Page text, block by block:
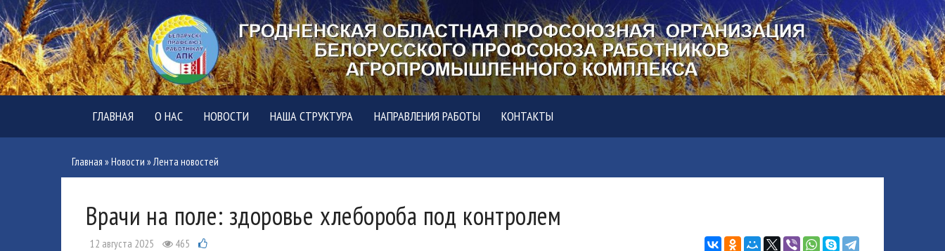
ГЛАВНАЯ О НАС НОВОСТИ НАША СТРУКТУРА НАПРАВЛЕНИЯ РАБОТЫ КОНТАКТЫ
Главная »Новости »Лента новостей
Врачи на поле: здоровье хлебороба под контролем
12 августа 2025 465